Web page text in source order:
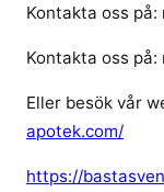
Kontakta oss
Kontakta oss
Eller besök vår
apotek.com/
https://